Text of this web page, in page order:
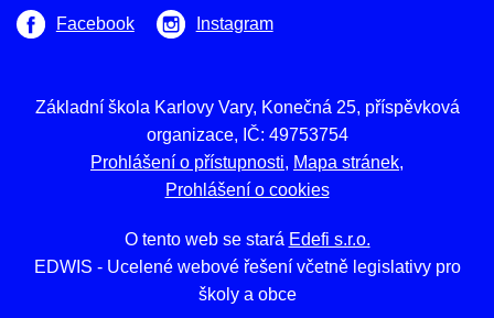
Facebook Instagram
Základní škola Karlovy Vary, Konečná 25, příspěvková
organizace, IČ: 49753754
Prohlášení o přístupnosti
Mapa stránek
Prohlášení o cookies
O tento web se stará Edefi s.r.o.
EDWIS - Ucelené webové řešení včetně legislativy pro
školy a obce